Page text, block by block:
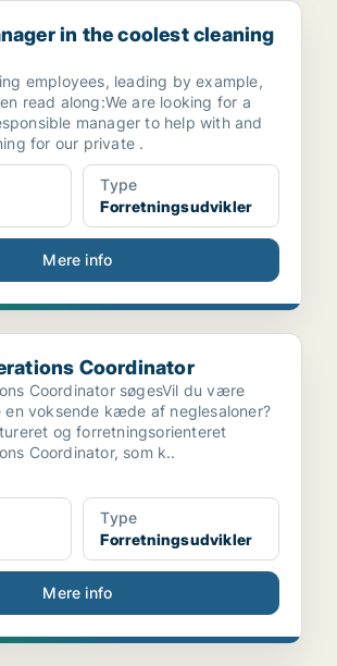
in the coolest cleaning company -...
in the coolest cleaning
employees, leading by example,
read along:We are looking for a
manager to help with and
for our private .
Type
Forretningsudvikler
Mere info
Coordinator
Coordinator
Coordinator søgesVil du være
en voksende kæde af neglesaloner?
og forretningsorienteret
Coordinator, som k..
Type
Forretningsudvikler
Mere info